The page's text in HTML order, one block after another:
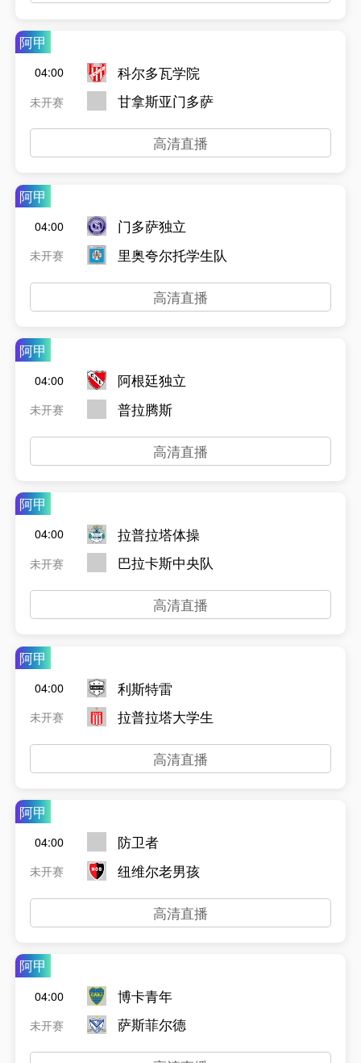
阿甲
04:00
未开赛
科尔多瓦学院
甘拿斯亚门多萨
高清直播
阿甲
04:00
未开赛
门多萨独立
里奥夸尔托学生队
高清直播
阿甲
04:00
未开赛
阿根廷独立
普拉腾斯
高清直播
阿甲
04:00
未开赛
拉普拉塔体操
巴拉卡斯中央队
高清直播
阿甲
04:00
未开赛
利斯特雷
拉普拉塔大学生
高清直播
阿甲
04:00
未开赛
防卫者
纽维尔老男孩
高清直播
阿甲
04:00
未开赛
博卡青年
萨斯菲尔德